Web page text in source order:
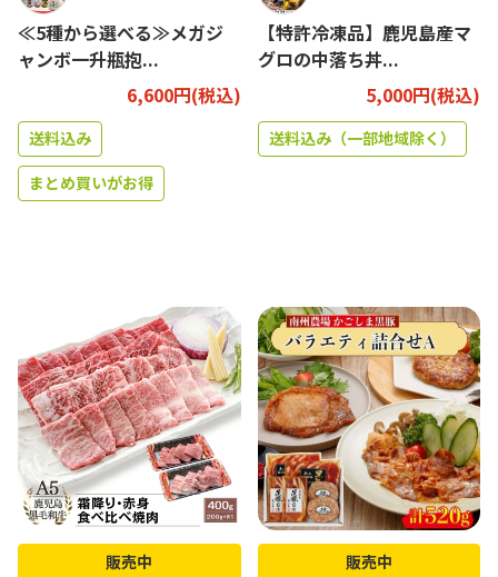
≪5種から選べる≫メガジ
ャンボ一升瓶抱...
6,600円(税込)
送料込み
まとめ買いがお得
【特許冷凍品】鹿児島産マ
グロの中落ち丼...
5,000円(税込)
送料込み（一部地域除く）
販売中 販売中